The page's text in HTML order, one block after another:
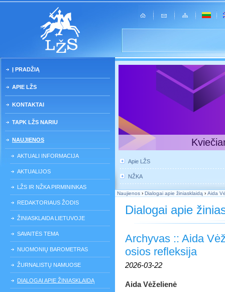
Į PRADŽIĄ
APIE LŽS
KONTAKTAI
TAPK LŽS NARIU
NAUJIENOS
AKTUALI INFORMACIJA
AKTUALIJOS
LŽS IR NŽKA PIRMININKAS
REDAKTORIAUS ŽODIS
ŽINIASKLAIDA LIETUVOJE
SAVAITĖS TEMA
NUOMONIŲ BAROMETRAS
ŽURNALISTŲ NAMUOSE
DIALOGAI APIE ŽINIASKLAIDĄ
Apie LŽS
NŽKA
Naujienos › Dialogai apie žiniasklaidą › Aida
Dialogai apie
Archyvas :: Aida
osios refleksija
2026-03-22
Aida Vėželienė